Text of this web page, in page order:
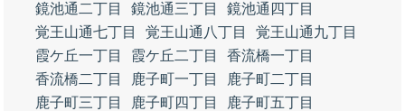
鏡池通二丁目
鏡池通三丁目
鏡池通四丁目
覚王山通七丁目
覚王山通八丁目
覚王山通九丁目
霞ケ丘一丁目
霞ケ丘二丁目
香流橋一丁目
香流橋二丁目
鹿子町一丁目
鹿子町二丁目
鹿子町三丁目
鹿子町四丁目
鹿子町五丁目